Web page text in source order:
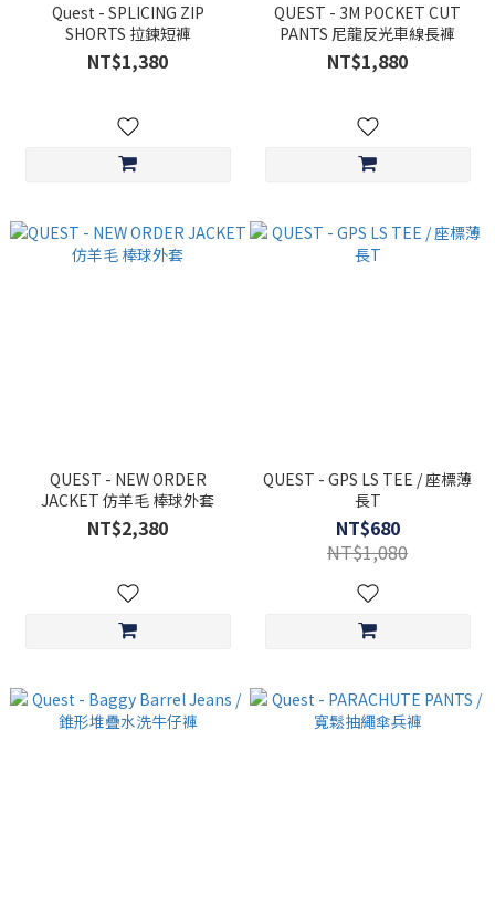
Quest - SPLICING ZIP
SHORTS 拉鍊短褲
NT$1,380
QUEST - 3M POCKET CUT
PANTS 尼龍反光車線長褲
NT$1,880
QUEST - NEW ORDER
JACKET 仿羊毛 棒球外套
NT$2,380
QUEST - GPS LS TEE / 座標薄
長T
NT$680
NT$1,080